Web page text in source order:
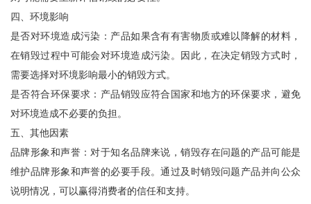
四、环境影响
是否对环境造成污染：产品如果含有有害物质或难以降解的材料，
在销毁过程中可能会对环境造成污染。因此，在决定销毁方式时，
需要选择对环境影响最小的销毁方式。
是否符合环保要求：产品销毁应符合国家和地方的环保要求，避免
对环境造成不必要的负担。
五、其他因素
品牌形象和声誉：对于知名品牌来说，销毁存在问题的产品可能是
维护品牌形象和声誉的必要手段。通过及时销毁问题产品并向公众
说明情况，可以赢得消费者的信任和支持。